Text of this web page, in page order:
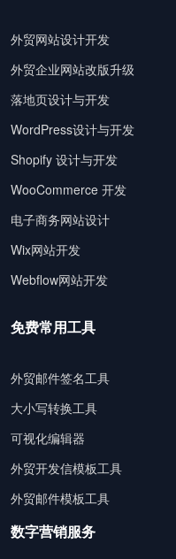
外贸网站设计开发
外贸企业网站改版升级
落地页设计与开发
WordPress设计与开发
Shopify 设计与开发
WooCommerce 开发
电子商务网站设计
Wix网站开发
Webflow网站开发
免费常用工具
外贸邮件签名工具
大小写转换工具
可视化编辑器
外贸开发信模板工具
外贸邮件模板工具
数字营销服务